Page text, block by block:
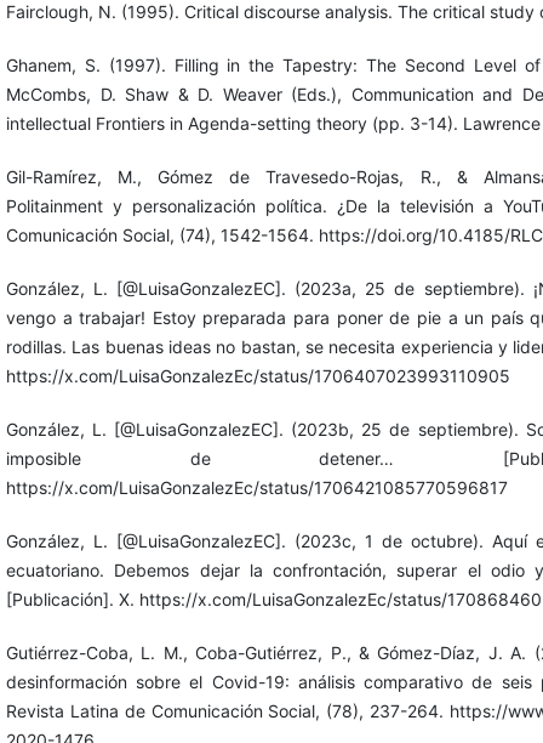
Fairclough, N. (1995). Critical discourse analysis. The critical study
Ghanem, S. (1997). Filling in the Tapestry: The Second Level
McCombs, D. Shaw & D. Weaver (Eds.), Communication and
intellectual Frontiers in Agenda-setting theory (pp. 3-14).
Gil-Ramírez, M., Gómez de Travesedo-Rojas, R., &
Politainment y personalización política. ¿De la televisión a
Comunicación Social, (74), 1542-1564. https://doi.org/10.4185/
González, L. [@LuisaGonzalezEC]. (2023a, 25 de septiembre).
vengo a trabajar! Estoy preparada para poner de pie a un país
rodillas. Las buenas ideas no bastan, se necesita experiencia y
https://x.com/LuisaGonzalezEc/status/1706407023993110905
González, L. [@LuisaGonzalezEC]. (2023b, 25 de septiembre).
imposible de detener…
https://x.com/LuisaGonzalezEc/status/1706421085770596817
González, L. [@LuisaGonzalezEC]. (2023c, 1 de octubre). Aquí
ecuatoriano. Debemos dejar la confrontación, superar el odio
[Publicación]. X. https://x.com/LuisaGonzalezEc/status/
Gutiérrez-Coba, L. M., Coba-Gutiérrez, P., & Gómez-Díaz, J. A.
desinformación sobre el Covid-19: análisis comparativo de seis
Revista Latina de Comunicación Social, (78), 237-264. https://